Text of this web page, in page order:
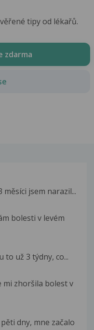
tipy od lékařů.
zdarma
jsem narazil...
bolesti v levém
to už 3 týdny, co...
mi zhoršila bolest v
dny, mne začalo